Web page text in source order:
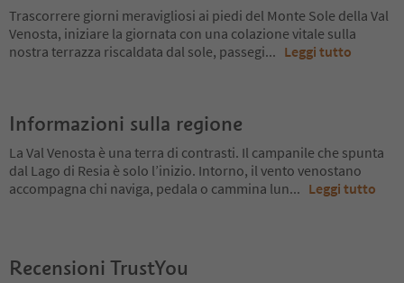
Trascorrere giorni meravigliosi ai piedi del Monte Sole della Val
Venosta, iniziare la giornata con una colazione vitale sulla
nostra terrazza riscaldata dal sole, passegi... Leggi tutto
Informazioni sulla regione
La Val Venosta è una terra di contrasti. Il campanile che spunta
dal Lago di Resia è solo l’inizio. Intorno, il vento venostano
accompagna chi naviga, pedala o cammina lun... Leggi tutto
Recensioni TrustYou